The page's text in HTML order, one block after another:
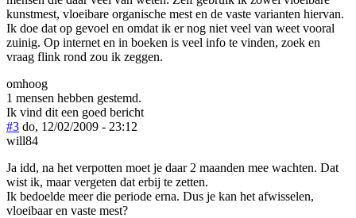
kunstmest, vloeibare organische mest en de vaste varianten hiervan.
Ik doe dat op gevoel en omdat ik er nog niet veel van weet vooral
zuinig. Op internet en in boeken is veel info te vinden, zoek en
vraag flink rond zou ik zeggen.
omhoog
1 mensen hebben gestemd.
Ik vind dit een goed bericht
#3 do, 12/02/2009 - 23:12
will84
Ja idd, na het verpotten moet je daar 2 maanden mee wachten. Dat
wist ik, maar vergeten dat erbij te zetten.
Ik bedoelde meer die periode erna. Dus je kan het afwisselen,
vloeibaar en vaste mest?